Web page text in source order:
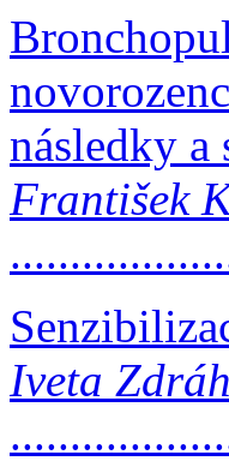
následky a
František
Iveta